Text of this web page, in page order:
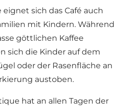
eignet sich das Café auch
mit Kindern. Während
göttlichen Kaffee
sich die Kinder auf dem
oder der Rasenfläche an
austoben.
hat an allen Tagen der